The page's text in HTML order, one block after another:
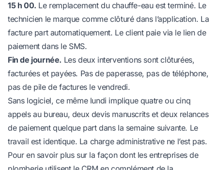
15 h 00. Le remplacement du chauffe-eau est terminé. Le
technicien le marque comme clôturé dans l’application. La
facture part automatiquement. Le client paie via le lien de
paiement dans le SMS.
Fin de journée. Les deux interventions sont clôturées,
facturées et payées. Pas de paperasse, pas de téléphone,
pas de pile de factures le vendredi.
Sans logiciel, ce même lundi implique quatre ou cinq
appels au bureau, deux devis manuscrits et deux relances
de paiement quelque part dans la semaine suivante. Le
travail est identique. La charge administrative ne l’est pas.
Pour en savoir plus sur la façon dont les entreprises de